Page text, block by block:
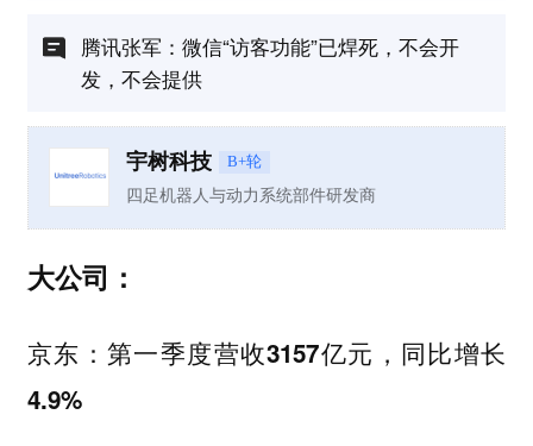
腾讯张军：微信“访客功能”已焊死，不会开
发，不会提供
宇树科技 B+轮
四足机器人与动力系统部件研发商
大公司：
京东：第一季度营收3157亿元，同比增长
4.9%